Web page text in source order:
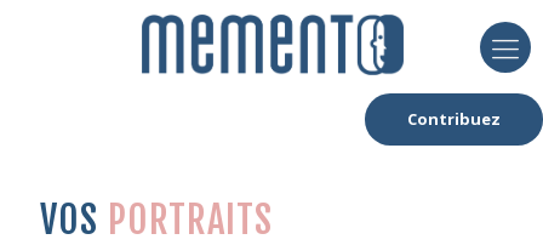
Contribuez
VOS PORTRAITS